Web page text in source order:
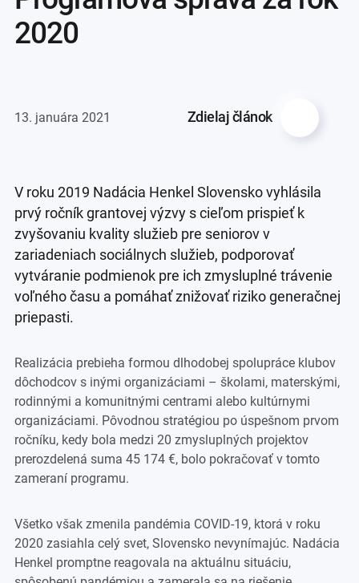
13. januára 2021 Zdielaj článok
2020
V roku 2019 Nadácia Henkel Slovensko vyhlásila
prvý ročník grantovej výzvy s cieľom prispieť k
zvyšovaniu kvality služieb pre seniorov v
zariadeniach sociálnych služieb, podporovať
vytváranie podmienok pre ich zmysluplné trávenie
voľného času a pomáhať znižovať riziko generačnej
priepasti.
Realizácia prebieha formou dlhodobej spolupráce klubov
dôchodcov s inými organizáciami – školami, materskými,
rodinnými a komunitnými centrami alebo kultúrnymi
organizáciami. Pôvodnou stratégiou po úspešnom prvom
ročníku, kedy bola medzi 20 zmysluplných projektov
prerozdelená suma 45 174 €, bolo pokračovať v tomto
zameraní programu.
Všetko však zmenila pandémia COVID-19, ktorá v roku
2020 zasiahla celý svet, Slovensko nevynímajúc. Nadácia
Henkel promptne reagovala na aktuálnu situáciu,